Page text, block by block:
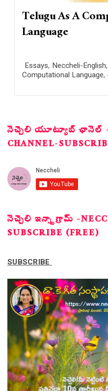
Telugu As A
Language
Essays, Neccheli-English,
Computational Language,
నెచ్చెలి యూట్యూబ్ ఛానెల్ -
CHANNEL-
నెచ్చెలి ఇన్స్టాగ్రామ్ -
SUBSCRIBE (FREE)
SUBSCRIBE